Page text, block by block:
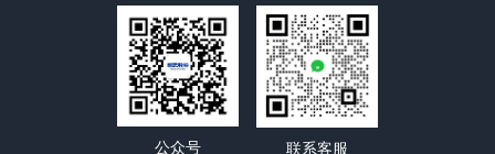
公众号 联系客服